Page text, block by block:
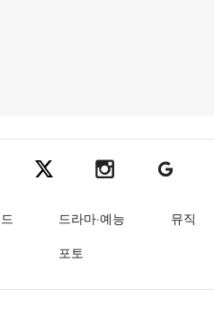
아 페이스북
텐아시아 엑스텐아시아 인스타그램
텐아시아
드라마·예능
뮤직
포토